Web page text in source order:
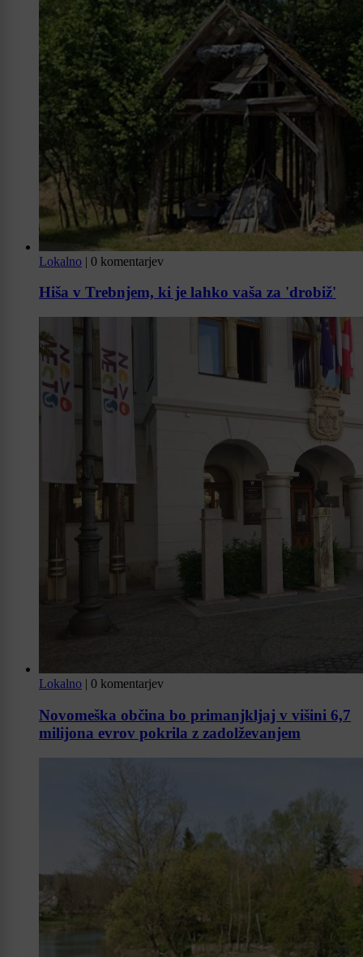
Lokalno | 0 komentarjev
Hiša v Trebnjem, ki je lahko vaša za 'drobiž'
Lokalno | 0 komentarjev
Novomeška občina bo primanjkljaj v višini 6,7
milijona evrov pokrila z zadolževanjem